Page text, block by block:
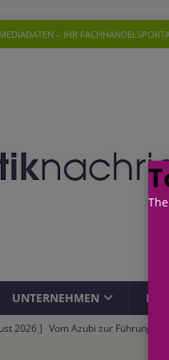
MEDIADATEN – IHR
UNTERNEHMEN
2026 ] Vom Azubi zur